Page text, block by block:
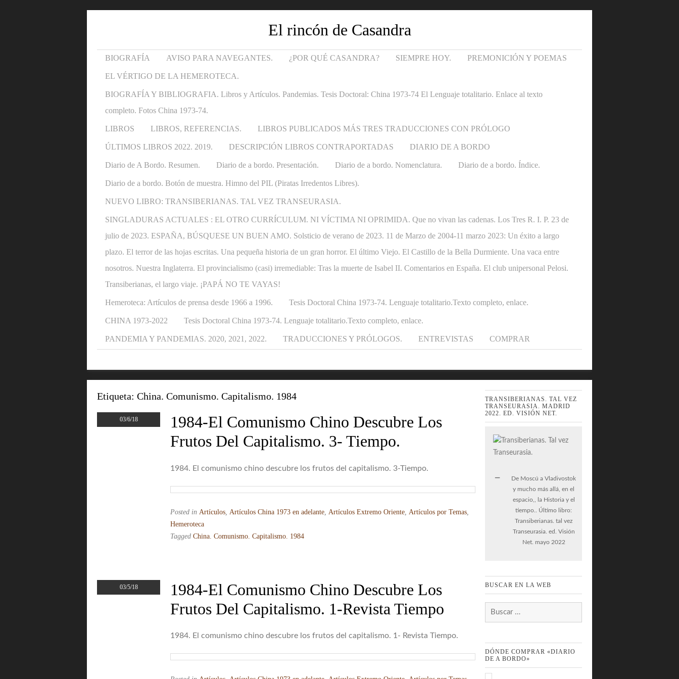
El rincón de Casandra
BIOGRAFÍA AVISO PARA NAVEGANTES. ¿POR QUÉ CASANDRA? SIEMPRE HOY. PREMONICIÓN Y POEMAS
EL VÉRTIGO DE LA HEMEROTECA.
BIOGRAFÍA Y BIBLIOGRAFIA. Libros y Artículos. Pandemias. Tesis Doctoral: China 1973-74 El Lenguaje totalitario. Enlace al texto
completo. Fotos China 1973-74.
LIBROS LIBROS, REFERENCIAS. LIBROS PUBLICADOS MÁS TRES TRADUCCIONES CON PRÓLOGO
ÚLTIMOS LIBROS 2022. 2019. DESCRIPCIÓN LIBROS CONTRAPORTADAS DIARIO DE A BORDO
Diario de A Bordo. Resumen. Diario de a bordo. Presentación. Diario de a bordo. Nomenclatura. Diario de a bordo. Índice.
Diario de a bordo. Botón de muestra. Himno del PIL (Piratas Irredentos Libres).
NUEVO LIBRO: TRANSIBERIANAS. TAL VEZ TRANSEURASIA.
SINGLADURAS ACTUALES : EL OTRO CURRÍCULUM. NI VÍCTIMA NI OPRIMIDA. Que no vivan las cadenas. Los Tres R. I. P. 23 de
julio de 2023. ESPAÑA, BÚSQUESE UN BUEN AMO. Solsticio de verano de 2023. 11 de Marzo de 2004-11 marzo 2023: Un éxito a largo
plazo. El terror de las hojas escritas. Una pequeña historia de un gran horror. El último Viejo. El Castillo de la Bella Durmiente. Una vaca entre
nosotros. Nuestra Inglaterra. El provincialismo (casi) irremediable: Tras la muerte de Isabel II. Comentarios en España. El club unipersonal Pelosi.
Transiberianas, el largo viaje. ¡PAPÁ NO TE VAYAS!
Hemeroteca: Artículos de prensa desde 1966 a 1996. Tesis Doctoral China 1973-74. Lenguaje totalitario.Texto completo, enlace.
CHINA 1973-2022 Tesis Doctoral China 1973-74. Lenguaje totalitario.Texto completo, enlace.
PANDEMIA Y PANDEMIAS. 2020, 2021, 2022. TRADUCCIONES Y PRÓLOGOS. ENTREVISTAS COMPRAR
Etiqueta: China. Comunismo. Capitalismo. 1984
03/6/18
1984-El Comunismo Chino Descubre Los
Frutos Del Capitalismo. 3- Tiempo.
1984. El comunismo chino descubre los frutos del capitalismo. 3-Tiempo.
Posted in Artículos Artículos China 1973 en adelante Artículos Extremo Oriente Artículos por Temas
Hemeroteca
Tagged China. Comunismo. Capitalismo. 1984
03/5/18
1984-El Comunismo Chino Descubre Los
Frutos Del Capitalismo. 1-Revista Tiempo
1984. El comunismo chino descubre los frutos del capitalismo. 1- Revista Tiempo.
TRANSIBERIANAS. TAL VEZ
TRANSEURASIA. MADRID
2022. ED. VISIÓN NET.
De Moscú a Vladivostok
y mucho más allá, en el
espacio,, la Historia y el
tiempo.. Último libro:
Transiberianas. tal vez
Transeurasia. ed. Visión
Net. mayo 2022
BUSCAR EN LA WEB
Buscar:
DÓNDE COMPRAR «DIARIO
DE A BORDO»